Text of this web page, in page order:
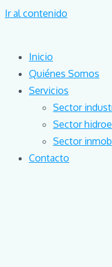
Ir al contenido
Inicio
Quiénes Somos
Servicios
Sector
Sector
Sector
Contacto